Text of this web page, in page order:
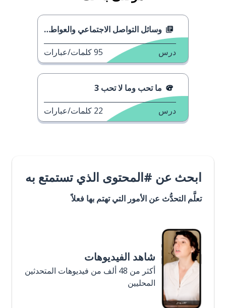
وسائل التواصل الاجتماعي والعواطف
درس 95كلمات/عبارات
ما تحب وما لا تحب 3
درس 22 كلمات/عبارات
ابحث عن #المحتوى الذي تستمتع به
تعلَّم التحدُّث عن الأمور التي تهتم بها فعلاً
شاهد الفيديوهات
أكثر من 48 ألف من فيديوهات المتحدثين
المحليين